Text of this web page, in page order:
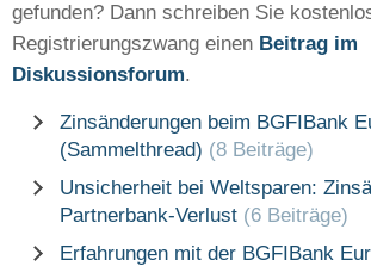
gefunden? Dann schreiben Sie
Registrierungszwang einen Beitrag im
Diskussionsforum.
Zinsänderungen beim BGFIBank
(Sammelthread) (8 Beiträge)
Unsicherheit bei Weltsparen:
Partnerbank-Verlust (6 Beiträge)
Erfahrungen mit der BGFIBank